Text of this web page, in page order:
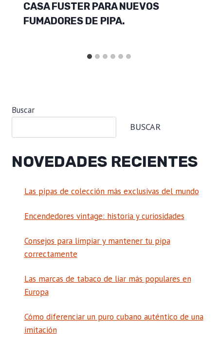
CASA FUSTER PARA NUEVOS
FUMADORES DE PIPA.
Buscar
BUSCAR
NOVEDADES RECIENTES
Las pipas de colección más exclusivas del mundo
Encendedores vintage: historia y curiosidades
Consejos para limpiar y mantener tu pipa
correctamente
Las marcas de tabaco de liar más populares en
Europa
Cómo diferenciar un puro cubano auténtico de una
imitación